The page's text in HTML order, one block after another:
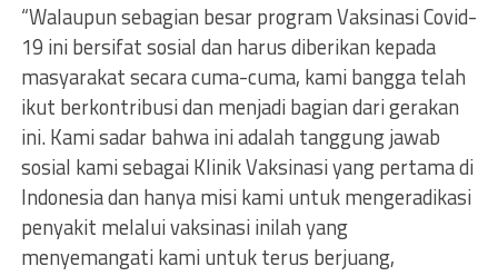
“Walaupun sebagian besar program Vaksinasi Covid-
19 ini bersifat sosial dan harus diberikan kepada
masyarakat secara cuma-cuma, kami bangga telah
ikut berkontribusi dan menjadi bagian dari gerakan
ini. Kami sadar bahwa ini adalah tanggung jawab
sosial kami sebagai Klinik Vaksinasi yang pertama di
Indonesia dan hanya misi kami untuk mengeradikasi
penyakit melalui vaksinasi inilah yang
menyemangati kami untuk terus berjuang,